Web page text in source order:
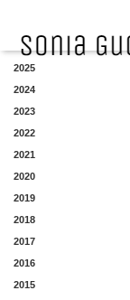
YEAR
2025
2024
2023
2022
2021
2020
2019
2018
2017
2016
2015